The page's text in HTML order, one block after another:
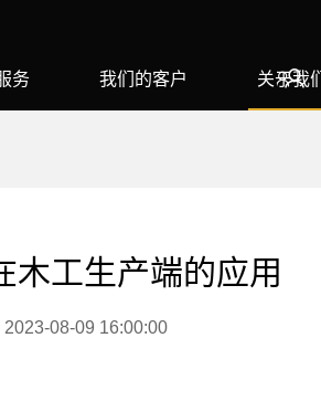
务 我们的客户 关于我们
木工生产端的应用
08-09 16:00:00